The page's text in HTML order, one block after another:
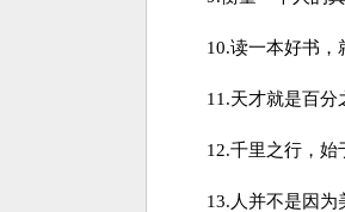
10.读一本好书，
11.天才就是百分
12.千里之行，始
13.人并不是因为